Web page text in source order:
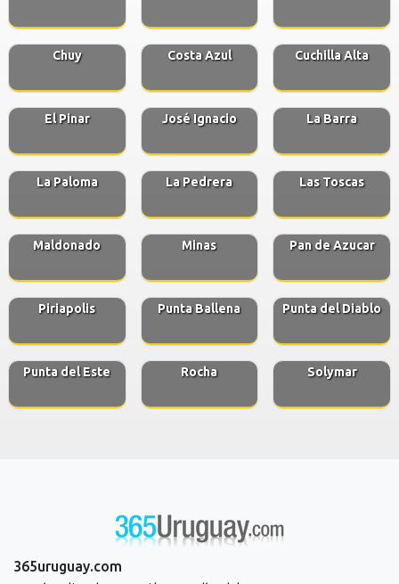
Chuy Costa Azul Cuchilla Alta
El Pinar José Ignacio La Barra
La Paloma La Pedrera Las Toscas
Maldonado Minas Pan de Azucar
Piriapolis Punta Ballena Punta del Diablo
Punta del Este Rocha Solymar
365uruguay.com